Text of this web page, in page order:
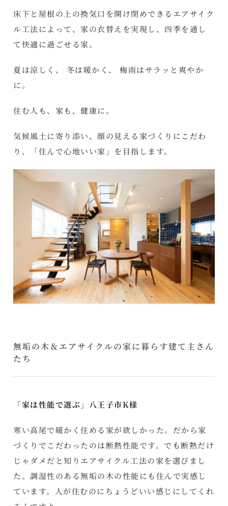
床下と屋根の上の換気口を開け閉めできるエアサイク
ル工法によって、家の衣替えを実現し、四季を通し
て快適に過ごせる家。
夏は涼しく、 冬は暖かく、 梅雨はサラッと爽やか
に。
住む人も、家も、健康に。
気候風土に寄り添い、顔の見える家づくりにこだわ
り、「住んで心地いい家」を目指します。
無垢の木＆エアサイクルの家に暮らす建て主さん
たち
「家は性能で選ぶ」八王子市K様
寒い高尾で暖かく住める家が欲しかった。だから家
づくりでこだわったのは断熱性能です。でも断熱だけ
じゃダメだと知りエアサイクル工法の家を選びまし
た。調湿性のある無垢の木の性能にも住んで実感し
ています。人が住むのにちょうどいい感じにしてくれ